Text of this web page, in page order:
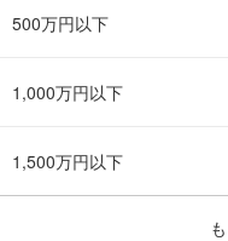
500万円以下
1,000万円以下
1,500万円以下